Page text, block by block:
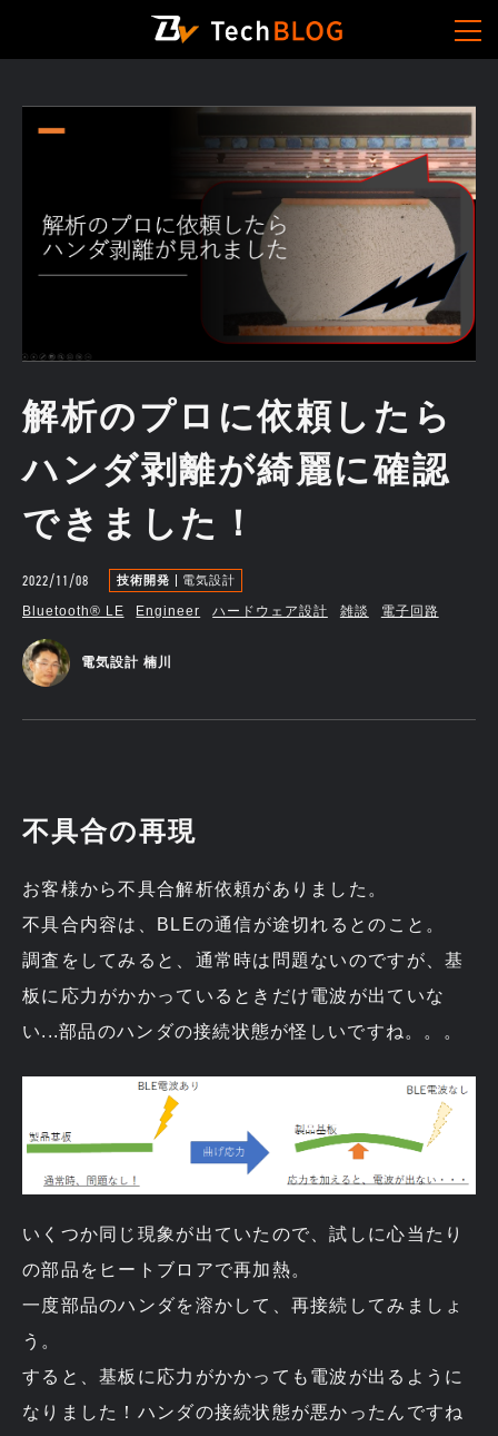
解析のプロに依頼したら
ハンダ剥離が綺麗に確認
できました！
2022/11/08 技術開発 電気設計
Bluetooth®︎ LE Engineer ハードウェア設計 雑談 電子回路
電気設計 楠川
不具合の再現
お客様から不具合解析依頼がありました。
不具合内容は、BLEの通信が途切れるとのこと。
調査をしてみると、通常時は問題ないのですが、基
板に応力がかかっているときだけ電波が出ていな
い...部品のハンダの接続状態が怪しいですね。。。
いくつか同じ現象が出ていたので、試しに心当たり
の部品をヒートブロアで再加熱。
一度部品のハンダを溶かして、再接続してみましょ
う。
すると、基板に応力がかかっても電波が出るように
なりました！ハンダの接続状態が悪かったんですね